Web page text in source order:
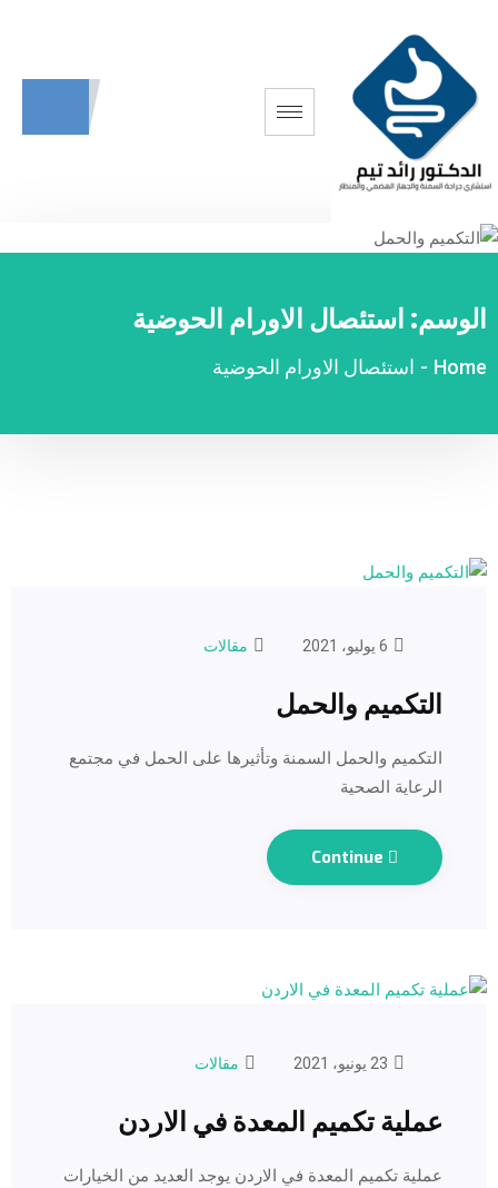
الوسم: استئصال الاورام الحوضية
Home
- استئصال الاورام الحوضية
مقالات
التكميم والحمل
التكميم والحمل السمنة وتأثيرها على الحمل في مجتمع
الرعاية الصحية
Continue
مقالات
عملية تكميم المعدة في الاردن
عملية تكميم المعدة في الاردن يوجد العديد من الخيارات